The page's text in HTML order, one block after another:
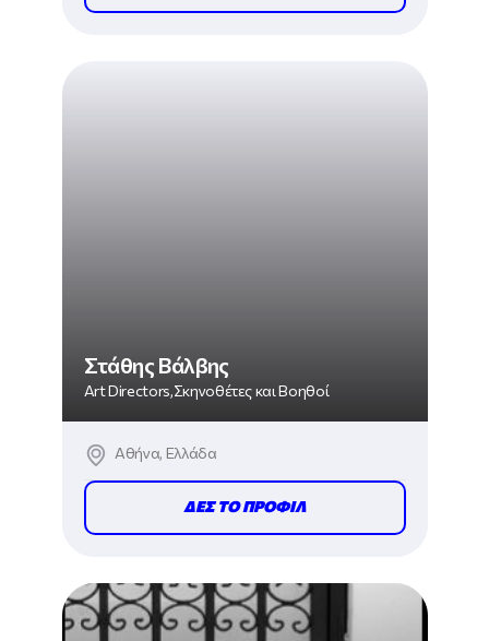
Στάθης Βάλβης
Art Directors,Σκηνοθέτες και Βοηθοί
Αθήνα, Ελλάδα
ΔΕΣ ΤΟ ΠΡΟΦΙΛ